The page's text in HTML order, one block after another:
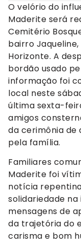
O velório do
Maderite será
Cemitério
bairro
Horizonte. A
bordão usado
informação foi
local neste
última sexta-
amigos
da cerimônia de
pela família.
Familiares
Maderite foi
notícia
solidariedade
mensagens de
da trajetória do
carisma e bom